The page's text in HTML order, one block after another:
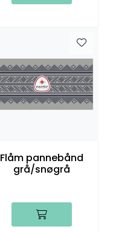
Flåm pannebånd
grå/snøgrå